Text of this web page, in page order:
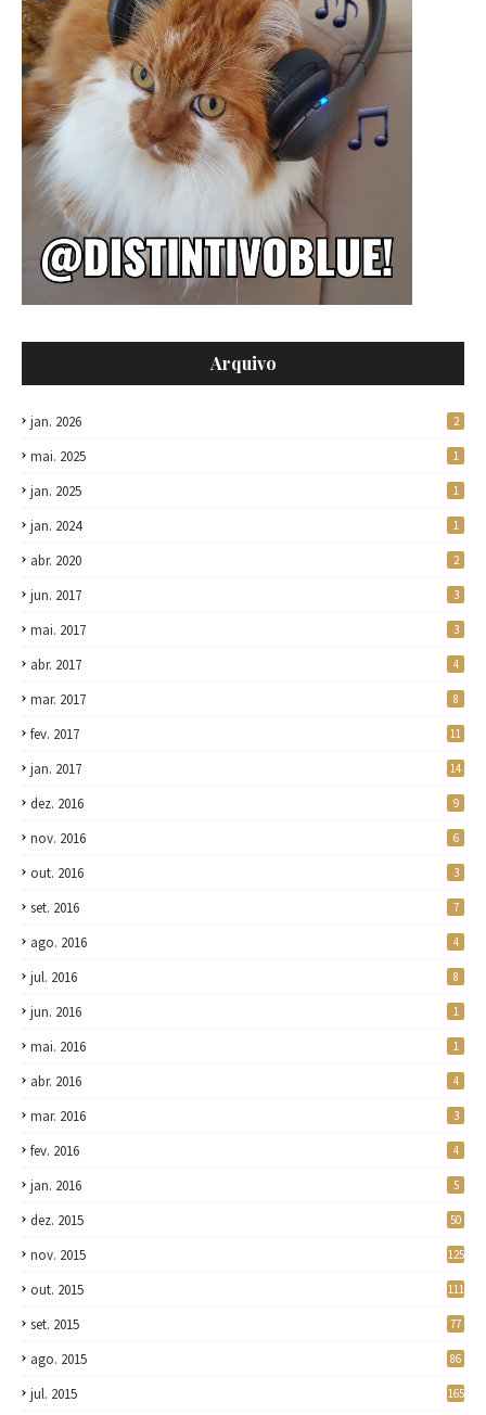
Arquivo
jan. 2026 2
mai. 2025 1
jan. 2025 1
jan. 2024 1
abr. 2020 2
jun. 2017 3
mai. 2017 3
abr. 2017 4
mar. 2017 8
fev. 2017 11
jan. 2017 14
dez. 2016 9
nov. 2016 6
out. 2016 3
set. 2016 7
ago. 2016 4
jul. 2016 8
jun. 2016 1
mai. 2016 1
abr. 2016 4
mar. 2016 3
fev. 2016 4
jan. 2016 5
dez. 2015 50
nov. 2015 125
out. 2015 111
set. 2015 77
ago. 2015 86
jul. 2015 165